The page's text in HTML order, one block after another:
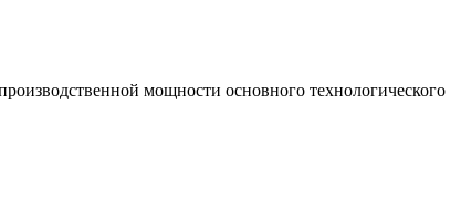
мощности основного технологического